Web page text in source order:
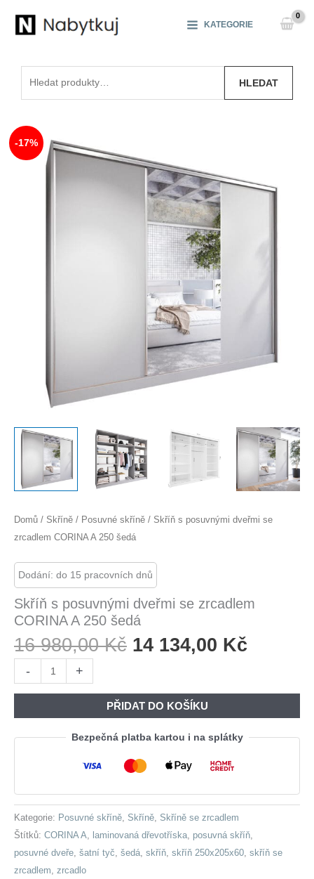
KATEGORIE
HLEDAT
-17%
Domů / Skříně / Posuvné skříně / Skříň s posuvnými dveřmi se
zrcadlem CORINA A 250 šedá
Dodání: do 15 pracovních dnů
Skříň s posuvnými dveřmi se zrcadlem
CORINA A 250 šedá
16 980,00Kč Původní
16
980,00 Kč.
14 134,00 Kč
134,00
-
s
dveřmi
se
250
šedá
množství
+
PŘIDAT DO KOŠÍKU
Bezpečná platba kartou i na splátky
Kategorie: Posuvné skříně, Skříně, Skříně se zrcadlem
Štítků: CORINA A, laminovaná dřevotříska, posuvná skříň,
posuvné dveře, šatní tyč, šedá, skříň, skříň 250x205x60, skříň se
zrcadlem, zrcadlo